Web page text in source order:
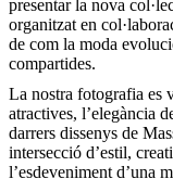
presentar la nova
organitzat en
de com la moda
compartides.
La nostra fotografia es
atractives, l’elegància
darrers dissenys de
intersecció d’estil,
l’esdeveniment d’una